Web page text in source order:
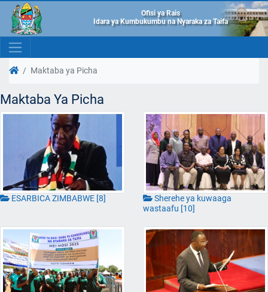
Ofisi ya Rais
Idara ya Kumbukumbu na Nyaraka za Taifa
Maktaba ya Picha
Maktaba Ya Picha
ESARBICA ZIMBABWE [8]
Sherehe ya kuwaaga
wastaafu [10]